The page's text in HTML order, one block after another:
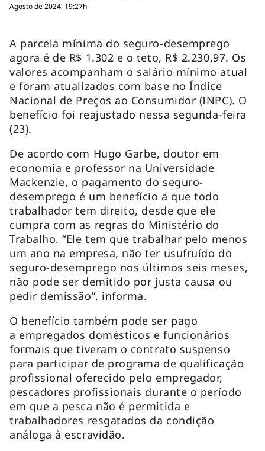
Agosto de 2024, 19:27h
A parcela mínima do seguro-desemprego
agora é de R$ 1.302 e o teto, R$ 2.230,97. Os
valores acompanham o salário mínimo atual
e foram atualizados com base no Índice
Nacional de Preços ao Consumidor (INPC). O
benefício foi reajustado nessa segunda-feira
(23).
De acordo com Hugo Garbe, doutor em
economia e professor na Universidade
Mackenzie, o pagamento do seguro-
desemprego é um benefício a que todo
trabalhador tem direito, desde que ele
cumpra com as regras do Ministério do
Trabalho. “Ele tem que trabalhar pelo menos
um ano na empresa, não ter usufruído do
seguro-desemprego nos últimos seis meses,
não pode ser demitido por justa causa ou
pedir demissão”, informa.
O benefício também pode ser pago
a empregados domésticos e funcionários
formais que tiveram o contrato suspenso
para participar de programa de qualificação
profissional oferecido pelo empregador,
pescadores profissionais durante o período
em que a pesca não é permitida e
trabalhadores resgatados da condição
análoga à escravidão.